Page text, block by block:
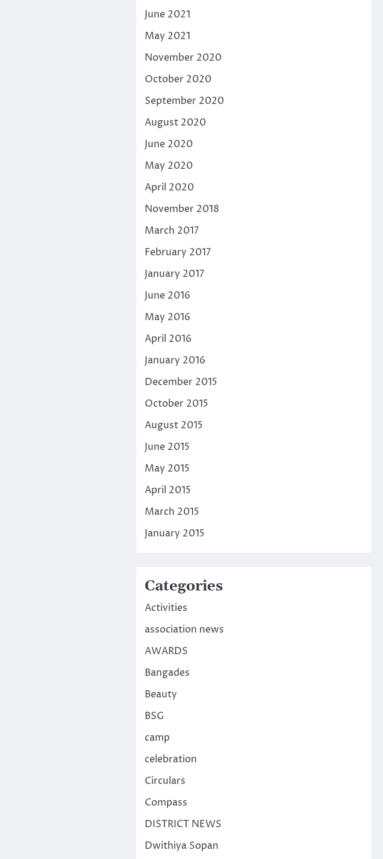
June 2021
May 2021
November 2020
October 2020
September 2020
August 2020
June 2020
May 2020
April 2020
November 2018
March 2017
February 2017
January 2017
June 2016
May 2016
April 2016
January 2016
December 2015
October 2015
August 2015
June 2015
May 2015
April 2015
March 2015
January 2015
Categories
Activities
association news
AWARDS
Bangades
Beauty
BSG
camp
celebration
Circulars
Compass
DISTRICT NEWS
Dwithiya Sopan